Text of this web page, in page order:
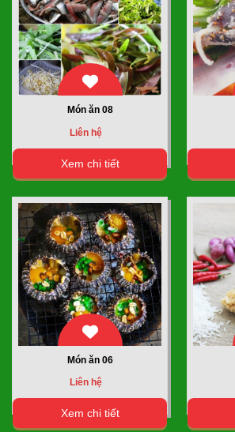
Món ăn 08
Liên hệ
Xem chi tiết
Món ăn 06
Liên hệ
Xem chi tiết